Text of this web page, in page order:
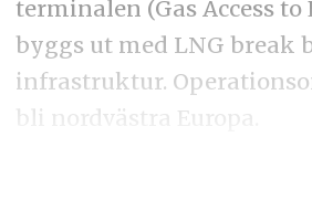
terminalen (Gas Access to
byggs ut med LNG break
infrastruktur.
bli nordvästra Europa.